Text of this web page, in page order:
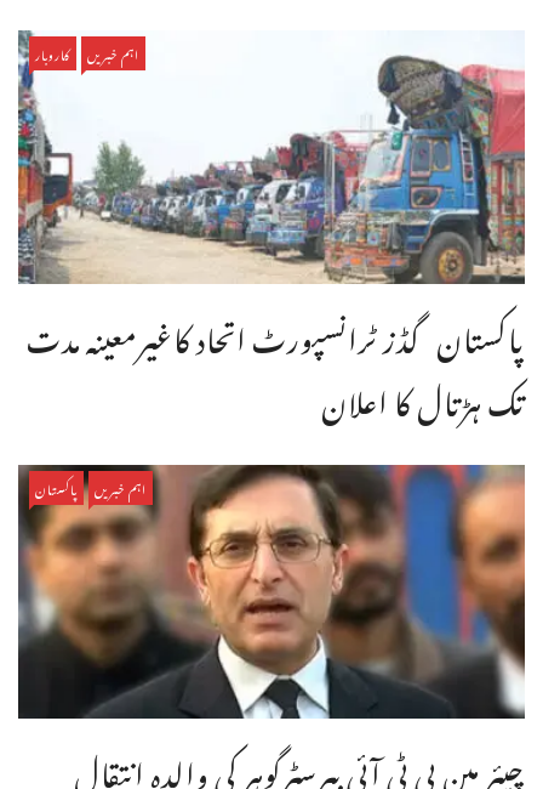
اہم خبریں کاروبار
پاکستان گڈز ٹرانسپورٹ اتحاد کاغیرمعینہ مدت
تک ہڑتال کا اعلان
اہم خبریں پاکستان
چیئر مین پی ٹی آئی بیرسٹرگوہر کی والدہ انتقال